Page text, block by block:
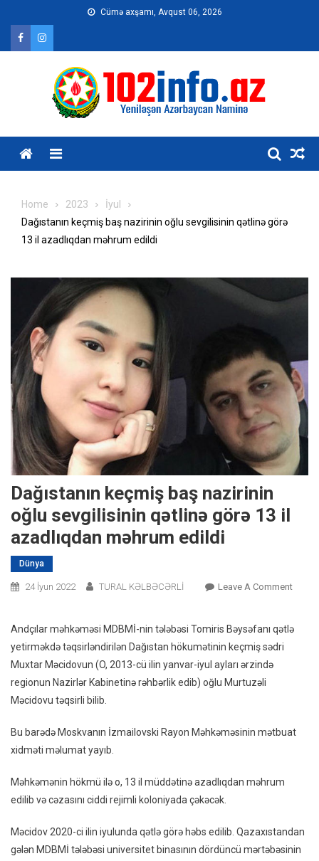
content
Cümə axşamı, Avqust 06, 2026
Home 2023
İyul
Dağıstanın keçmiş baş nazirinin oğlu sevgilisinin qətlinə görə
13 il azadlıqdan məhrum edildi
Dağıstanın keçmiş baş nazirinin
oğlu sevgilisinin qətlinə görə 13 il
azadlıqdan məhrum edildi
Dünya
24 İyun 2022 TURAL KƏLBƏCƏRLİ Leave A CommentOn
Baş
13
Andçılar məhkəməsi MDBMİ-nin tələbəsi Tomiris Bəysəfanı qətlə
yetirməkdə təqsirləndirilən Dağıstan hökumətinin keçmiş sədri
Muxtar Məcidovun (O, 2013-cü ilin yanvar-iyul ayları ərzində
regionun Nazirlər Kabinetinə rəhbərlik edib) oğlu Murtuzəli
Məcidovu təqsirli bilib.
Bu barədə Moskvanın İzmailovski Rayon Məhkəməsinin mətbuat
xidməti məlumat yayıb.
Məhkəmənin hökmü ilə o, 13 il müddətinə azadlıqdan məhrum
edilib və cəzasını ciddi rejimli koloniyada çəkəcək.
Məcidov 2020-ci ilin iyulunda qətlə görə həbs edilib. Qazaxıstandan
gələn MDBMİ tələbəsi universitet binasının dördüncü mərtəbəsinin